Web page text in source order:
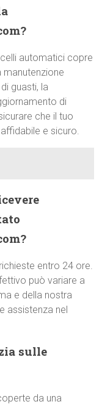
automatici copre
manutenzione
guasti, la
di
che il tuo
e sicuro.
entro 24 ore.
può variare a
e della nostra
assistenza nel
sulle
da una